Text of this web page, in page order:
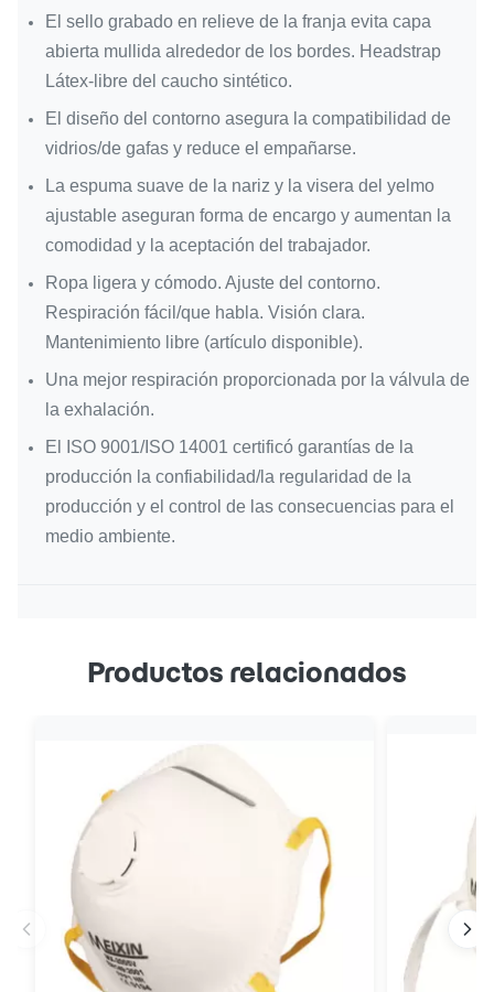
El sello grabado en relieve de la franja evita capa
abierta mullida alrededor de los bordes. Headstrap
Látex-libre del caucho sintético.
El diseño del contorno asegura la compatibilidad de
vidrios/de gafas y reduce el empañarse.
La espuma suave de la nariz y la visera del yelmo
ajustable aseguran forma de encargo y aumentan la
comodidad y la aceptación del trabajador.
Ropa ligera y cómodo. Ajuste del contorno.
Respiración fácil/que habla. Visión clara.
Mantenimiento libre (artículo disponible).
Una mejor respiración proporcionada por la válvula de
la exhalación.
El ISO 9001/ISO 14001 certificó garantías de la
producción la confiabilidad/la regularidad de la
producción y el control de las consecuencias para el
medio ambiente.
Productos relacionados